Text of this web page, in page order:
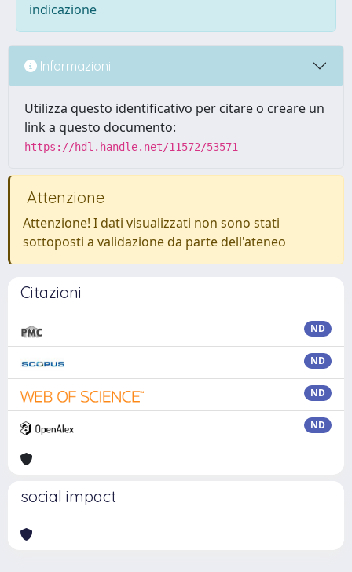
indicazione
Informazioni
Utilizza questo identificativo per citare o creare un
link a questo documento:
https://hdl.handle.net/11572/53571
Attenzione
Attenzione! I dati visualizzati non sono stati
sottoposti a validazione da parte dell'ateneo
Citazioni
ND
ND
ND
ND
social impact